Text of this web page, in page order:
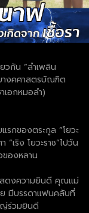
วกัน “ลำเพลิน
างคศาสตรบัณฑิต
เอกหมอลำ)
รกของตระกูล “โยวะ
เริง โยวะราช”ไปวัน
ของหลาน
สดงความยินดี คุณแม่
มีบรรดาแฟนคลับที่
ร่วมยินดี